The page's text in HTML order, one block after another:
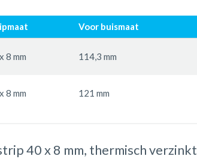
Voor buismaat
8 mm 114,3 mm
8 mm 121 mm
40 x 8 mm, thermisch verzinkt